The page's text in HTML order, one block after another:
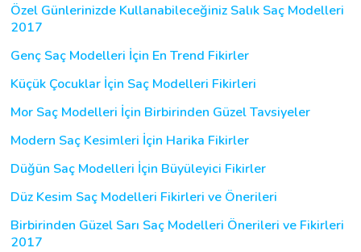
Özel Günlerinizde Kullanabileceğiniz Salık Saç Modelleri
2017
Genç Saç Modelleri İçin En Trend Fikirler
Küçük Çocuklar İçin Saç Modelleri Fikirleri
Mor Saç Modelleri İçin Birbirinden Güzel Tavsiyeler
Modern Saç Kesimleri İçin Harika Fikirler
Düğün Saç Modelleri İçin Büyüleyici Fikirler
Düz Kesim Saç Modelleri Fikirleri ve Önerileri
Birbirinden Güzel Sarı Saç Modelleri Önerileri ve Fikirleri
2017